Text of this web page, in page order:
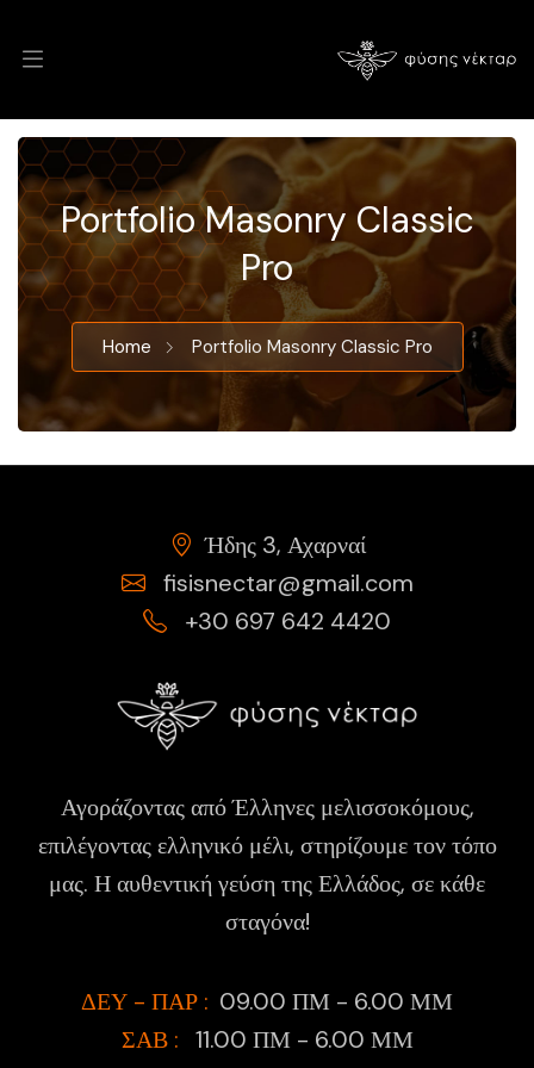
Portfolio Masonry Classic
Pro
Home Portfolio Masonry Classic Pro
Ήδης 3, Αχαρναί
fisisnectar@gmail.com
+30 697 642 4420
Αγοράζοντας από Έλληνες μελισσοκόμους,
επιλέγοντας ελληνικό μέλι, στηρίζουμε τον τόπο
μας. Η αυθεντική γεύση της Ελλάδος, σε κάθε
σταγόνα!
ΔΕΥ - ΠΑΡ : 09.00 ΠΜ - 6.00 ΜΜ
ΣΑΒ : 11.00 ΠΜ - 6.00 ΜΜ